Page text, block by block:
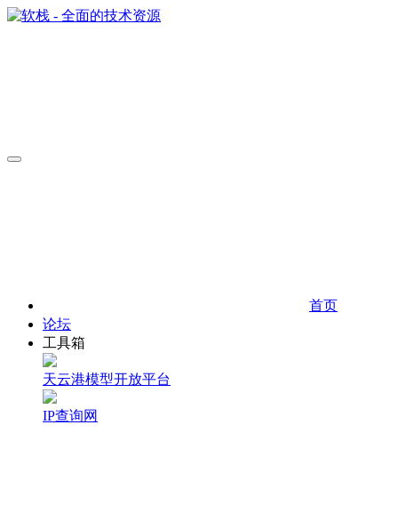
首页
论坛
工具箱
天云港模型开放平台
IP查询网